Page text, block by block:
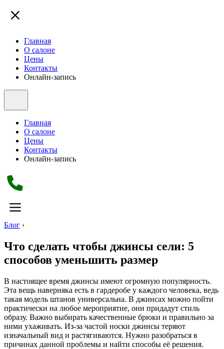
Главная
О салоне
Цены
Контакты
Онлайн-запись
Главная
О салоне
Цены
Контакты
Онлайн-запись
Блог ›
Что сделать чтобы джинсы сели: 5
способов уменьшить размер
В настоящее время джинсы имеют огромную популярность.
Эта вещь наверняка есть в гардеробе у каждого человека, ведь
такая модель штанов универсальна. В джинсах можно пойти
практически на любое мероприятие, они придадут стиль
образу. Важно выбирать качественные брюки и правильно за
ними ухаживать. Из-за частой носки джинсы теряют
изначальный вид и растягиваются. Нужно разобраться в
причинах данной проблемы и найти способы её решения.